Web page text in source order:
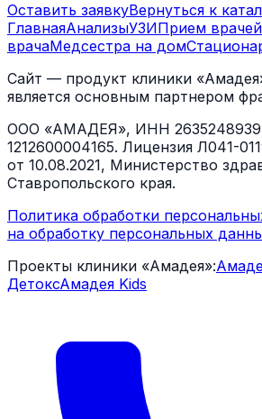
Оставить заявкуВернуться к
ГлавнаяАнализыУЗИПрием врачей
врачаМедсестра на дом
Сайт — продукт клиники
является основным партнером
ООО «АМАДЕЯ», ИНН
1212600004165. Лицензия Л041-
от 10.08.2021, Министерство
Ставропольского края.
Политика обработки
на обработку персональных
Проекты клиники «Амадея»:
ДетоксАмадея Kids